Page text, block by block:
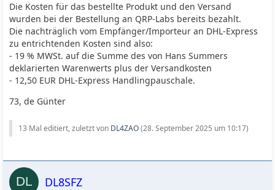
Die Kosten für das bestellte Produkt und den Versand
wurden bei der Bestellung an QRP-Labs bereits bezahlt.
Die nachträglich vom Empfänger/Importeur an DHL-Express
zu entrichtenden Kosten sind also:
- 19 % MWSt. auf die Summe des von Hans Summers
deklarierten Warenwerts plus der Versandkosten
- 12,50 EUR DHL-Express Handlingpauschale.
73, de Günter
13 Mal editiert, zuletzt von DL4ZAO(28. September 2025 um 10:17)
DL8SFZ